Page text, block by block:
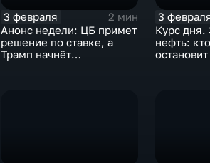
3 февраля
2 мин
Анонс недели: ЦБ примет
решение по ставке, а
Трамп начнёт
3
Курс дня.
нефть: